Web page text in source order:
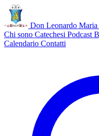
Don Leonardo Maria
Chi sono Catechesi Podcast
Calendario Contatti